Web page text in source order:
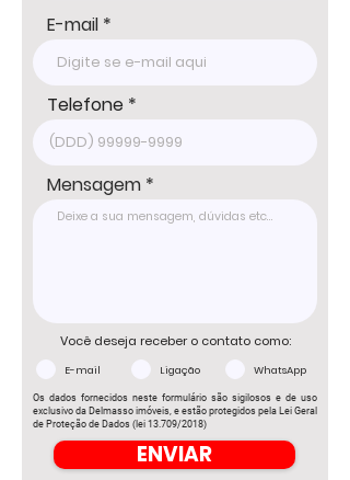
E-mail
Telefone
Mensagem
Você deseja receber o contato como:
E-mail Ligação WhatsApp
Os dados fornecidos neste formulário são sigilosos e de uso
exclusivo da Delmasso imóveis, e estão protegidos pela Lei Geral
de Proteção de Dados (lei 13.709/2018)
ENVIAR